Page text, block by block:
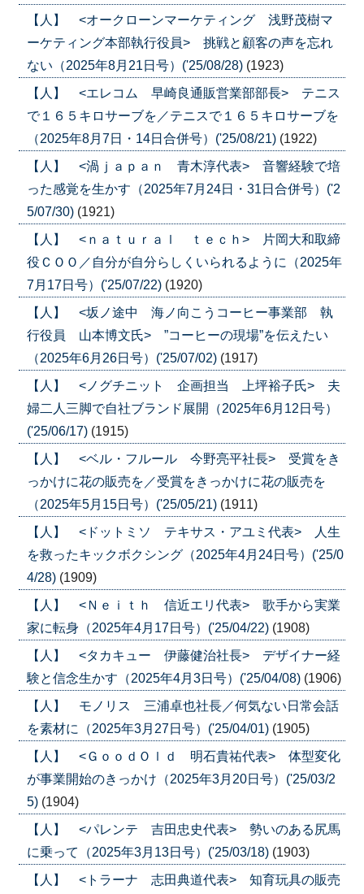
【人】 <オークローンマーケティング 浅野茂樹マ
ーケティング本部執行役員> 挑戦と顧客の声を忘れ
ない（2025年8月21日号）('25/08/28) (1923)
【人】 <エレコム 早崎良通販営業部部長> テニス
で１６５キロサーブを／テニスで１６５キロサーブを
（2025年8月7日・14日合併号）('25/08/21) (1922)
【人】 <渦ｊａｐａｎ 青木淳代表> 音響経験で培
った感覚を生かす（2025年7月24日・31日合併号）('2
5/07/30) (1921)
【人】 <ｎａｔｕｒａｌ ｔｅｃｈ> 片岡大和取締
役ＣＯＯ／自分が自分らしくいられるように（2025年
7月17日号）('25/07/22) (1920)
【人】 <坂ノ途中 海ノ向こうコーヒー事業部 執
行役員 山本博文氏> ”コーヒーの現場”を伝えたい
（2025年6月26日号）('25/07/02) (1917)
【人】 <ノグチニット 企画担当 上坪裕子氏> 夫
婦二人三脚で自社ブランド展開（2025年6月12日号）
('25/06/17) (1915)
【人】 <ベル・フルール 今野亮平社長> 受賞をき
っかけに花の販売を／受賞をきっかけに花の販売を
（2025年5月15日号）('25/05/21) (1911)
【人】 <ドットミソ テキサス・アユミ代表> 人生
を救ったキックボクシング（2025年4月24日号）('25/0
4/28) (1909)
【人】 <Ｎｅｉｔｈ 信近エリ代表> 歌手から実業
家に転身（2025年4月17日号）('25/04/22) (1908)
【人】 <タカキュー 伊藤健治社長> デザイナー経
験と信念生かす（2025年4月3日号）('25/04/08) (1906)
【人】 モノリス 三浦卓也社長／何気ない日常会話
を素材に（2025年3月27日号）('25/04/01) (1905)
【人】 <ＧｏｏｄＯｌｄ 明石貴祐代表> 体型変化
が事業開始のきっかけ（2025年3月20日号）('25/03/2
5) (1904)
【人】 <パレンテ 吉田忠史代表> 勢いのある尻馬
に乗って（2025年3月13日号）('25/03/18) (1903)
【人】 <トラーナ 志田典道代表> 知育玩具の販売